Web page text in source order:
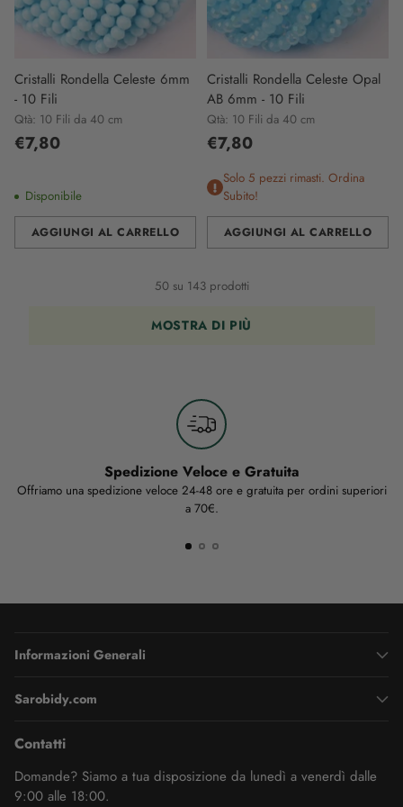
Cristalli Rondella Celeste 6mm
- 10 Fili
Qtà: 10 Fili da 40 cm
€7,80
Disponibile
AGGIUNGI AL CARRELLO
Quantità
Cristalli Rondella Celeste Opal
AB 6mm - 10 Fili
Qtà: 10 Fili da 40 cm
€7,80
Solo 5 pezzi rimasti. Ordina
Subito!
AGGIUNGI AL CARRELLO
Quantità
50 su 143 prodotti
MOSTRA DI PIÙ
Spedizione Veloce e Gratuita
Offriamo una spedizione veloce 24-48 ore e gratuita per ordini superiori
a 70€.
Informazioni Generali
Sarobidy.com
Contatti
Domande? Siamo a tua disposizione da lunedì a venerdì dalle
9:00 alle 18:00.